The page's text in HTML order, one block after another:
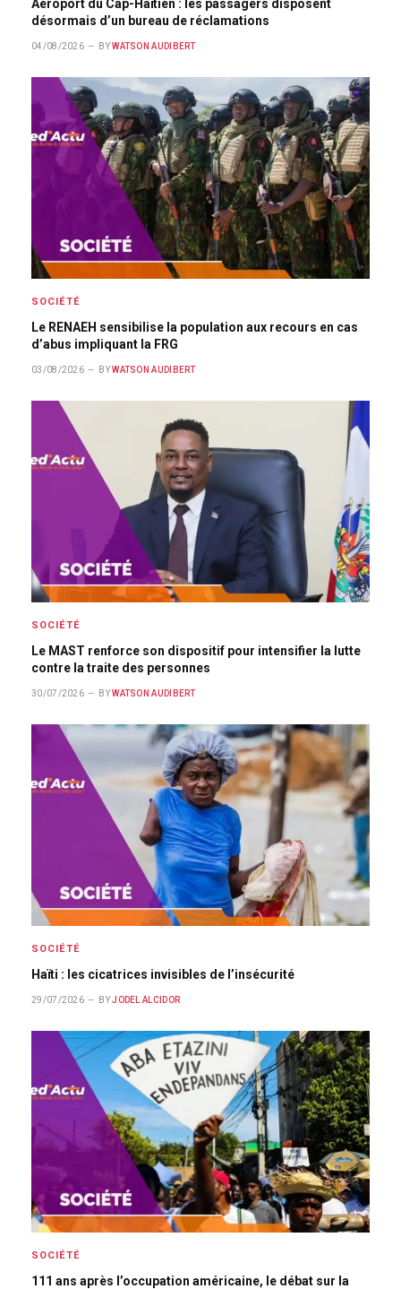
Aéroport du Cap-Haïtien : les passagers disposent
désormais d’un bureau de réclamations
04/08/2026 BY WATSON AUDIBERT
SOCIÉTÉ
Le RENAEH sensibilise la population aux recours en cas
d’abus impliquant la FRG
03/08/2026 BY WATSON AUDIBERT
SOCIÉTÉ
Le MAST renforce son dispositif pour intensifier la lutte
contre la traite des personnes
30/07/2026 BY WATSON AUDIBERT
SOCIÉTÉ
Haïti : les cicatrices invisibles de l’insécurité
29/07/2026 BY JODEL ALCIDOR
SOCIÉTÉ
111 ans après l’occupation américaine, le débat sur la